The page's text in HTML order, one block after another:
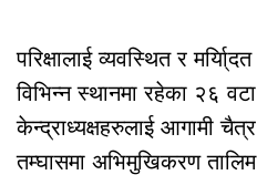
परिक्षालाई व्यवस्थित र
विभिन्न स्थानमा रहेका २६ वटा
केन्द्राध्यक्षहरुलाई आगामी
तम्घासमा अभिमुखिकरण तालिम